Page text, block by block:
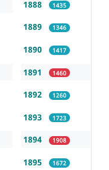
1888 1435
1889 1346
1890 1417
1891 1460
1892 1260
1893 1723
1894 1908
1895 1672